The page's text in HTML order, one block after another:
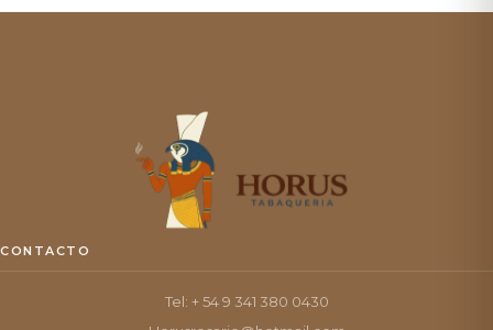
CONTACTO
Tel: + 54 9 341 380 0430